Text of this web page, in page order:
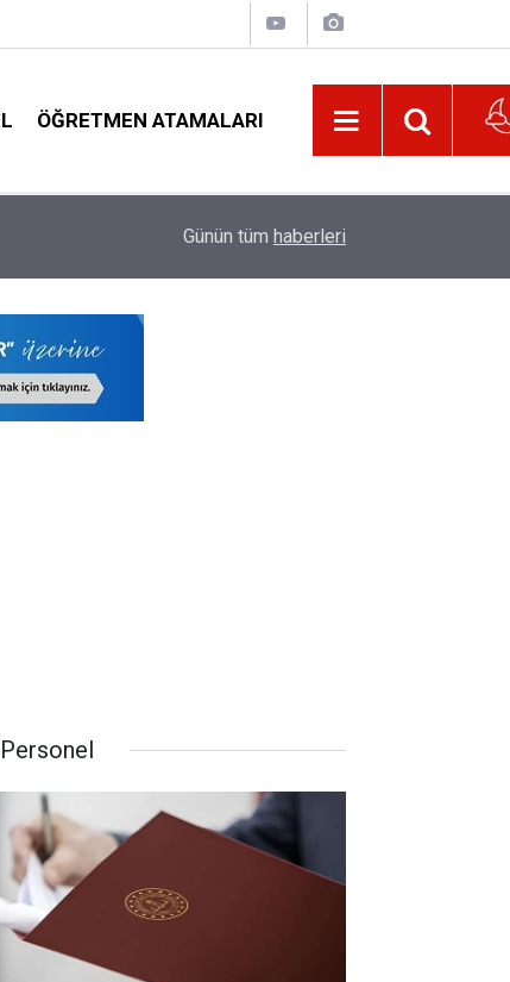
ÖĞRETMEN ATAMALARI
MEB, 2026-2027 Eğitim Yılı Kayıtlarında Yeni
Günün tüm haberleri